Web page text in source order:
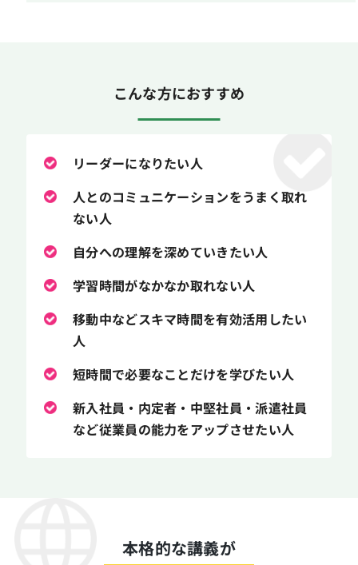
こんな方におすすめ
リーダーになりたい人
人とのコミュニケーションをうまく取れ
ない人
自分への理解を深めていきたい人
学習時間がなかなか取れない人
移動中などスキマ時間を有効活用したい
人
短時間で必要なことだけを学びたい人
新入社員・内定者・中堅社員・派遣社員
など従業員の能力をアップさせたい人
本格的な講義が